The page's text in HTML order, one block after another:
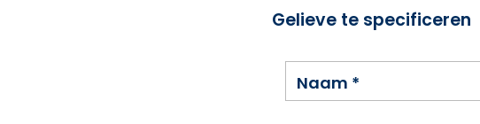
Gelieve te specificeren
Naam *